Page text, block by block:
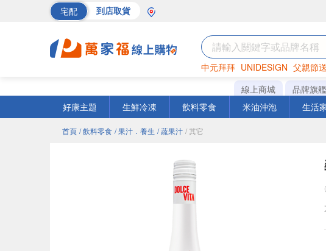
宅配 到店取貨
中元拜拜 UNIDESIGN 父親節
巧克力 罐頭 衛生紙
線上商城 品牌旗
好康主題
生鮮冷凍 飲料零食 米油沖泡 生活
首頁 / 飲料零食 / 果汁．養生 / 蔬果汁 / 其它